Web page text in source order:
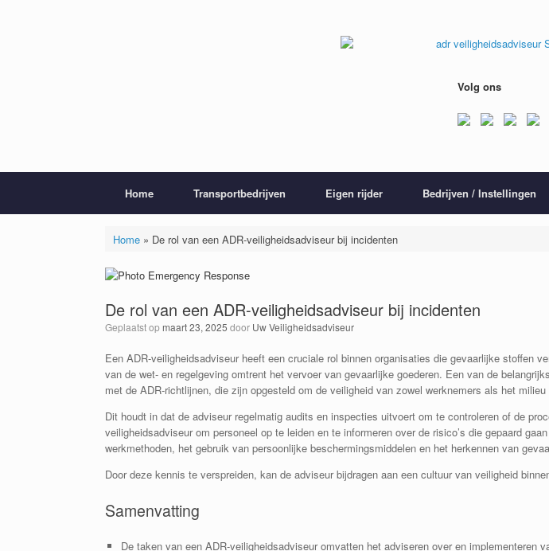
Volg ons
Home Transportbedrijven Eigen rijder Bedrijven / Instellingen
Home» De rol van een ADR-veiligheidsadviseur bij incidenten
De rol van een ADR-veiligheidsadviseur bij incidenten
Geplaatst opmaart 23, 2025 door Uw Veiligheidsadviseur
Een ADR-veiligheidsadviseur heeft een cruciale rol binnen organisaties die gevaarlijke stoffen
van de wet- en regelgeving omtrent het vervoer van gevaarlijke goederen. Een van de
met de ADR-richtlijnen, die zijn opgesteld om de veiligheid van zowel werknemers als het
Dit houdt in dat de adviseur regelmatig audits en inspecties uitvoert om te controleren of de
veiligheidsadviseur om personeel op te leiden en te informeren over de risico’s die gepaard
werkmethoden, het gebruik van persoonlijke beschermingsmiddelen en het herkennen van
Door deze kennis te verspreiden, kan de adviseur bijdragen aan een cultuur van veiligheid
Samenvatting
De taken van een ADR-veiligheidsadviseur omvatten het adviseren over en implementeren